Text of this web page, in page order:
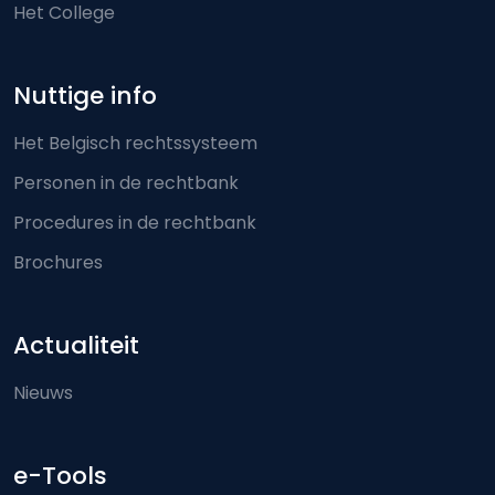
Het College
Nuttige info
Het Belgisch rechtssysteem
Personen in de rechtbank
Procedures in de rechtbank
Brochures
Actualiteit
Nieuws
e-Tools